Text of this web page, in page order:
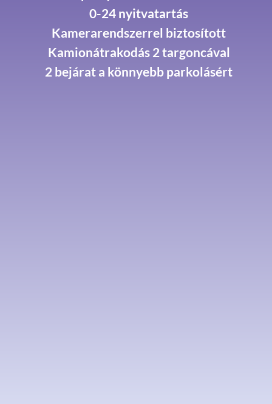
0-24 nyitvatartás
Kamerarendszerrel biztosított
Kamionátrakodás 2 targoncával
2 bejárat a könnyebb parkolásért